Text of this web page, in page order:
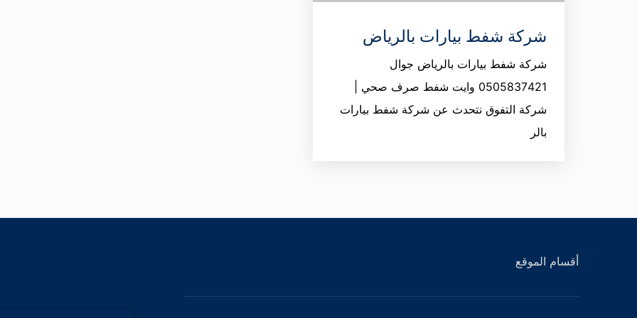
شركة شفط بيارات بالرياض
شركة شفط بيارات بالرياض جوال
0505837421 وايت شفط صرف صحي |
شركة التفوق نتحدث عن شركة شفط بيارات
بالر
أقسام الموقع